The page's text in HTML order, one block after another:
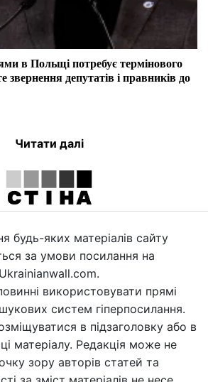
в Польщі потребує термінового
звернення депутатів і правників до
Читати далі
будь-яких матеріалів сайту
за умови посилання на
Ukrainianwall.com.
використовувати прямі
систем гіперпосилання.
в підзаголовку або в
матеріалу. Редакція може не
зору авторів статей та